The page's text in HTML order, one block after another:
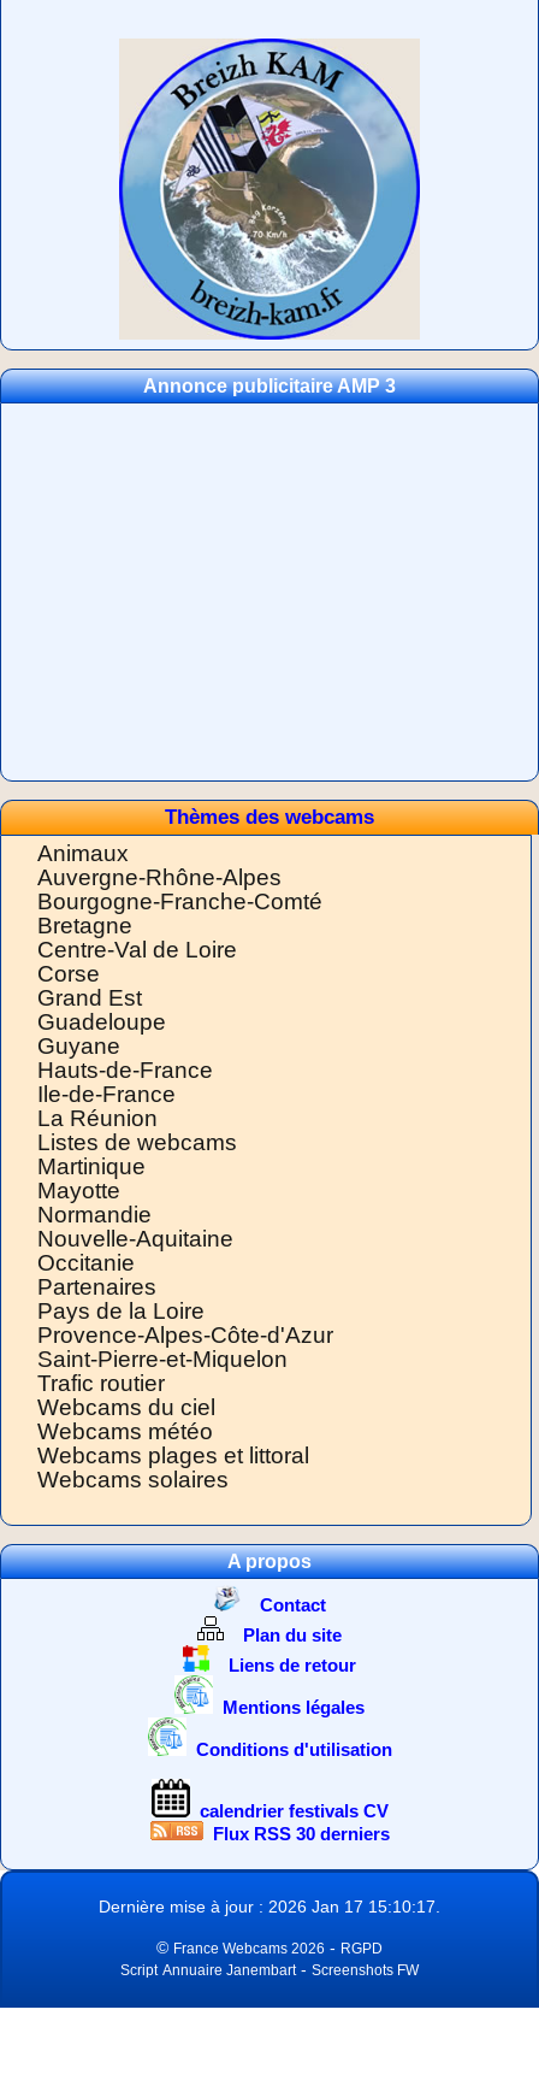
Annonce publicitaire AMP 3
Thèmes des webcams
Animaux
Auvergne-Rhône-Alpes
Bourgogne-Franche-Comté
Bretagne
Centre-Val de Loire
Corse
Grand Est
Guadeloupe
Guyane
Hauts-de-France
Ile-de-France
La Réunion
Listes de webcams
Martinique
Mayotte
Normandie
Nouvelle-Aquitaine
Occitanie
Partenaires
Pays de la Loire
Provence-Alpes-Côte-d'Azur
Saint-Pierre-et-Miquelon
Trafic routier
Webcams du ciel
Webcams météo
Webcams plages et littoral
Webcams solaires
A propos
Contact
Plan du site
Liens de retour
Mentions légales
Conditions d'utilisation
calendrier festivals CV
Flux RSS 30 derniers
Dernière mise à jour : 2026 Jan 17 15:10:17.
© France Webcams 2026 - RGPD
Script Annuaire Janembart- Screenshots FW